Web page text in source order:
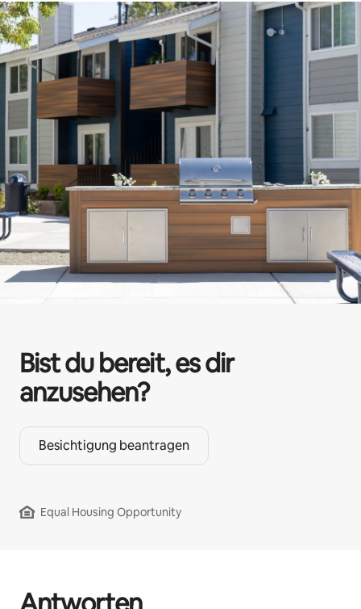
Bist du bereit, es dir
anzusehen?
Besichtigung beantragen
Equal Housing Opportunity